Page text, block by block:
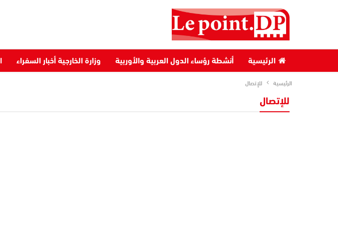
الرئيسية أنشطة رؤساء الدول العربية والأوربية وزارة الخارجية أخبار السفراء
الرئيسية للإتصال
للإتصال